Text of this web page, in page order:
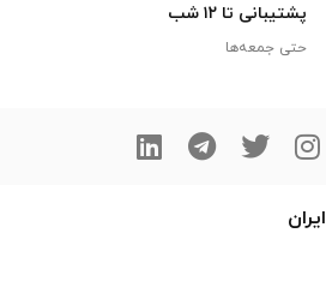
پشتیبانی تا ۱۲ شب
حتی جمعه‌ها
ایران